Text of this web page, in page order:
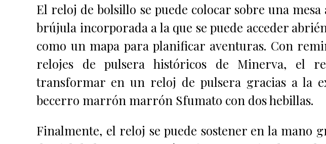
El reloj de bolsillo se puede colocar sobre una
brújula incorporada a la que se puede acceder
como un mapa para planificar aventuras. Con
relojes de pulsera históricos de Minerva, el
transformar en un reloj de pulsera gracias a la
becerro marrón marrón Sfumato con dos hebillas.
Finalmente, el reloj se puede sostener en la mano